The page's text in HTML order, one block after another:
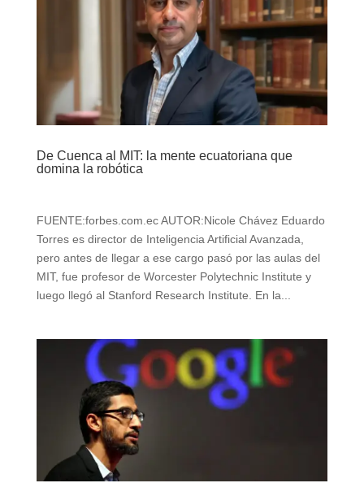
De Cuenca al MIT: la mente ecuatoriana que
domina la robótica
FUENTE:forbes.com.ec AUTOR:Nicole Chávez Eduardo
Torres es director de Inteligencia Artificial Avanzada,
pero antes de llegar a ese cargo pasó por las aulas del
MIT, fue profesor de Worcester Polytechnic Institute y
luego llegó al Stanford Research Institute. En la...